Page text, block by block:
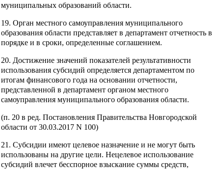
муниципальных образований области.
19. Орган местного самоуправления муниципального
образования области представляет в департамент отчетность в
порядке и в сроки, определенные соглашением.
20. Достижение значений показателей результативности
использования субсидий определяется департаментом по
итогам финансового года на основании отчетности,
представленной в департамент органом местного
самоуправления муниципального образования области.
(п. 20 в ред. Постановления Правительства Новгородской
области от 30.03.2017 N 100)
21. Субсидии имеют целевое назначение и не могут быть
использованы на другие цели. Нецелевое использование
субсидий влечет бесспорное взыскание суммы средств,